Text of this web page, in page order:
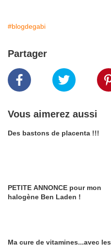
#blogdegabi
Partager
Vous aimerez aussi
Des bastons de placenta !!!
PETITE ANNONCE pour mon
halogène Ben Laden !
Ma cure de vitamines...avec les